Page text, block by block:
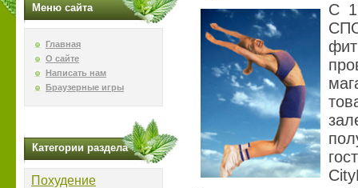
Меню сайта
Главная
О сайте
Написать нам
Браузерные игры
Категории раздела
Похудение
С